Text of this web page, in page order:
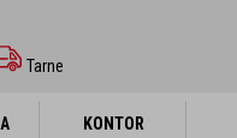
Tarne
KONTOR
KONTOR